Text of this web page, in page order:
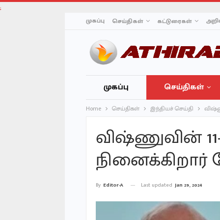
;
முகப்பு செய்திகள் கட்டுரைகள்
முகப்பு செய்திகள்
Home செய்திகள் இந்தியச் செய்தி
விஷ்ணுவின்
நினைக்கிறார்
By Editor-A Last updated Jan 29, 2024